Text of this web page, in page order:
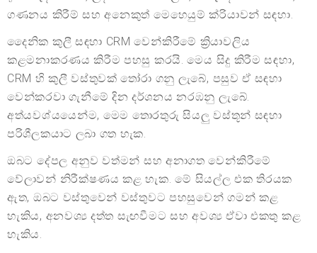
ගණනය කිරීම් සහ අනෙකුත් මෙහෙයුම් ක්රියාවන් සඳහා.
දෛනික කුලී සඳහා CRM වෙන්කිරීමේ ක්‍රියාවලිය
කළමනාකරණය කිරීම පහසු කරයි. මෙය සිදු කිරීම සඳහා,
CRM හි කුලී වස්තුවක් තෝරා ගනු ලැබේ, පසුව ඒ සඳහා
වෙන්කරවා ගැනීමේ දින දර්ශනය නරඹනු ලැබේ.
අත්යවශ්යයෙන්ම, මෙම තොරතුරු සියලු වස්තූන් සඳහා
පරිශීලකයාට ලබා ගත හැක.
ඔබට දේපල අනුව වත්මන් සහ අනාගත වෙන්කිරීමේ
වේලාවන් නිරීක්ෂණය කළ හැක. මේ සියල්ල එක තිරයක
ඇත, ඔබට වස්තුවෙන් වස්තුවට පහසුවෙන් ගමන් කළ
හැකිය, අනවශ්‍ය දත්ත සැඟවීමට සහ අවශ්‍ය ඒවා එකතු කළ
හැකිය.